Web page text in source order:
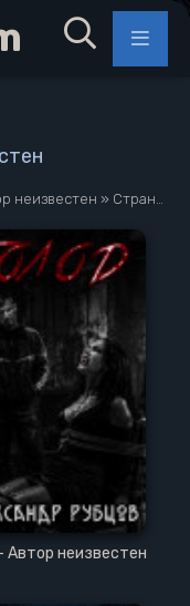
неизвестен » Страница 3
Автор неизвестен